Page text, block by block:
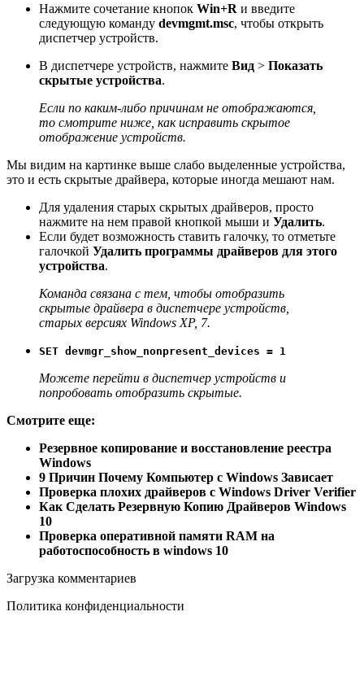
Нажмите сочетание кнопок Win+R и введите
следующую команду devmgmt.msc, чтобы открыть
диспетчер устройств.
В диспетчере устройств, нажмите Вид > Показать
скрытые устройства.
Если по каким-либо причинам не отображаются,
то смотрите ниже, как исправить скрытое
отображение устройств.
Мы видим на картинке выше слабо выделенные устройства,
это и есть скрытые драйвера, которые иногда мешают нам.
Для удаления старых скрытых драйверов, просто
нажмите на нем правой кнопкой мыши и Удалить.
Если будет возможность ставить галочку, то отметьте
галочкой Удалить программы драйверов для этого
устройства.
Команда связана с тем, чтобы отобразить
скрытые драйвера в диспетчере устройств,
старых версиях Windows XP, 7.
SET devmgr_show_nonpresent_devices = 1
Можете перейти в диспетчер устройств и
попробовать отобразить скрытые.
Смотрите еще:
Резервное копирование и восстановление реестра
Windows
9 Причин Почему Компьютер с Windows Зависает
Проверка плохих драйверов с Windows Driver Verifier
Как Сделать Резервную Копию Драйверов Windows
10
Проверка оперативной памяти RAM на
работоспособность в windows 10
Загрузка комментариев
Политика конфиденциальности